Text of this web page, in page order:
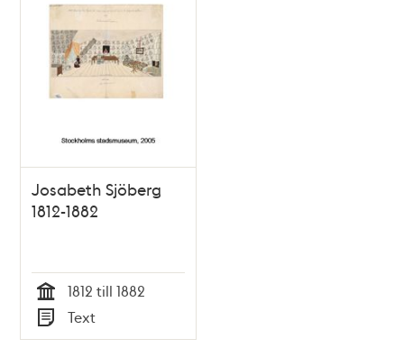
teman
Josabeth Sjöberg
1812-1882
Tid
1812 till 1882
Typ
Text